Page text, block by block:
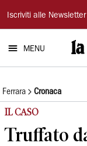
La
Nuova
Ferrara
Iscriviti alle Newsletter
MENU
Ferrara Cronaca
IL CASO
Truffato